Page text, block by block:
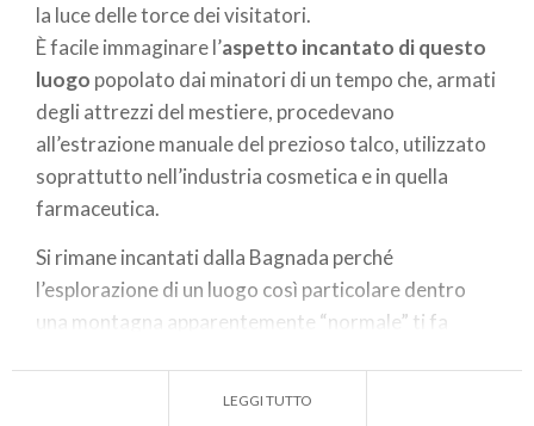
la luce delle torce dei visitatori.
È facile immaginare l’aspetto incantato di questo
luogo popolato dai minatori di un tempo che, armati
degli attrezzi del mestiere, procedevano
all’estrazione manuale del prezioso talco, utilizzato
soprattutto nell’industria cosmetica e in quella
farmaceutica.
Si rimane incantati dalla Bagnada perché
l’esplorazione di un luogo così particolare dentro
una montagna apparentemente “normale” ti fa
LEGGI TUTTO